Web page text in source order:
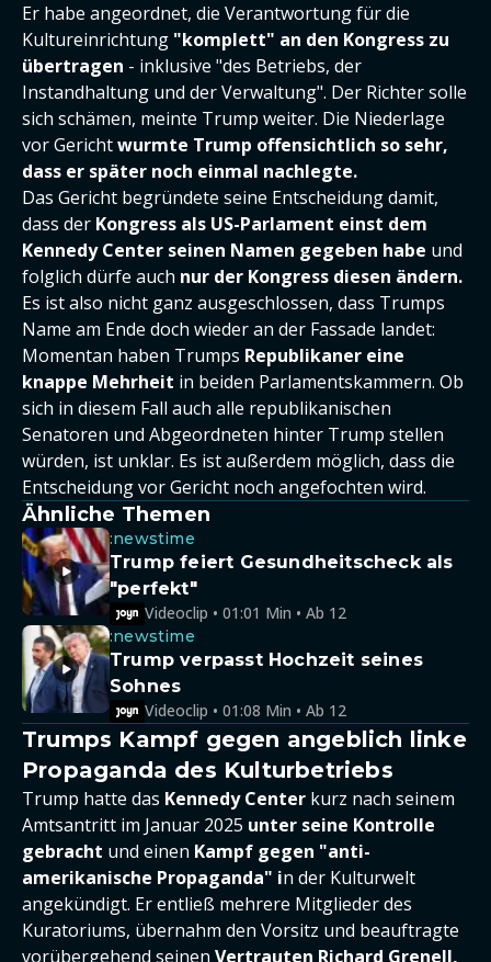
Er habe angeordnet, die Verantwortung für die
Kultureinrichtung "komplett" an den Kongress zu
übertragen - inklusive "des Betriebs, der
Instandhaltung und der Verwaltung". Der Richter solle
sich schämen, meinte Trump weiter. Die Niederlage
vor Gerichtwurmte Trump offensichtlich so sehr,
dass er später noch einmal nachlegte.
Das Gericht begründete seine Entscheidung damit,
dass der Kongress als US-Parlament einst dem
Kennedy Center seinen Namen gegeben habe und
folglich dürfe auch nur der Kongress diesen ändern.
Es ist also nicht ganz ausgeschlossen, dass Trumps
Name am Ende doch wieder an der Fassade landet:
Momentan haben Trumps Republikaner eine
knappe Mehrheit in beiden Parlamentskammern. Ob
sich in diesem Fall auch alle republikanischen
Senatoren und Abgeordneten hinter Trump stellen
würden, ist unklar. Es ist außerdem möglich, dass die
Entscheidung vor Gericht noch angefochten wird.
Ähnliche Themen
:newstime
Trump feiert Gesundheitscheck als
"perfekt"
Videoclip • 01:01 Min • Ab 12
:newstime
Trump verpasst Hochzeit seines
Sohnes
Videoclip • 01:08 Min • Ab 12
Trumps Kampf gegen angeblich linke
Propaganda des Kulturbetriebs
Trump hatte das Kennedy Center kurz nach seinem
Amtsantritt im Januar 2025 unter seine Kontrolle
gebracht und einen Kampf gegen "anti-
amerikanische Propaganda" in der Kulturwelt
angekündigt. Er entließ mehrere Mitglieder des
Kuratoriums, übernahm den Vorsitz und beauftragte
vorübergehend seinen Vertrauten Richard Grenell,